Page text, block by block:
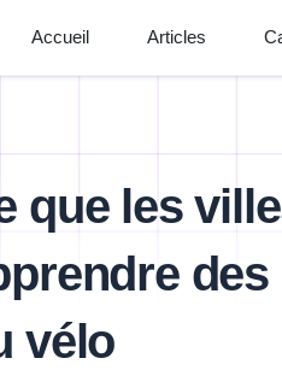
Accueil Articles
que les
vélo